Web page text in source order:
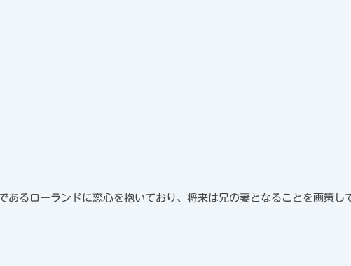
あるローランドに恋心を抱いており、将来は兄の妻となることを画策し